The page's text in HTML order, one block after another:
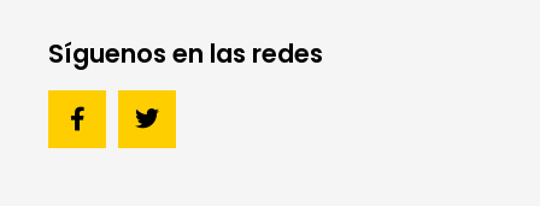
Síguenos en las redes